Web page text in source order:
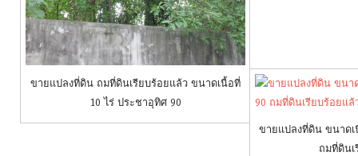
ขายแปลงที่ดิน ถมที่ดินเรียบร้อยแล้ว ขนาดเนื้อที่
10 ไร่ ประชาอุทิศ 90
ขายแปลงที่ดิน ขนาดเ
ถมที่ดิน